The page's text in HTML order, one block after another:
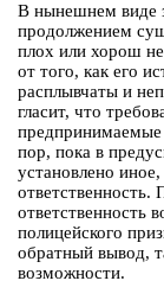
В нынешнем виде
продолжением
плох или хорош не
от того, как его
расплывчаты и
гласит, что
предпринимаемые
пор, пока в
установлено
ответственность.
ответственность
полицейского
обратный вывод,
возможности.